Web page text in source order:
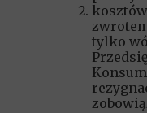
tylko